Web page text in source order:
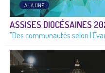
A LA UNE
ASSISES DIOCÉSAINES
"Des communautés selon